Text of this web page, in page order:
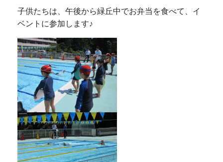
子供たちは、午後から緑丘中でお弁当を食べて、イ
ベントに参加します♪